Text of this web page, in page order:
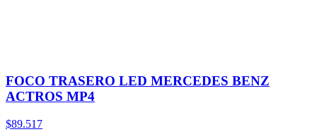
FOCO TRASERO LED MERCEDES BENZ
ACTROS MP4
$89.517